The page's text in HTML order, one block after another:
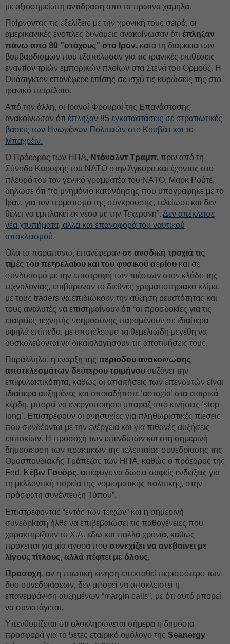
με αξιοσημείωτη αντίδραση από τα πρωινά χαμηλά.
Παίρνοντας τις εξελίξεις με την χρονική τους σειρά, οι
αμερικανικές ένοπλες δυνάμεις ανακοίνωσαν ότι έπληξαν
πάνω από 80 "στόχους" στο Ιράν, κατά τη διάρκεια των
βομβαρδισμών που εξαπέλυσαν για τις ιρανικές επιθέσεις
εναντίον τριών εμπορικών πλοίων στα Στενά του Ορμούζ. Η
Ουάσιγκτον επανέφερε επίσης σε ισχύ τις κυρώσεις της στο
ιρανικό πετρέλαιο.
Από την άλλη, οι Ιρανοί Φρουροί της Επανάστασης
ανακοίνωσαν ότι έπληξαν 85 εγκαταστάσεις σε στρατιωτικές
βάσεις των Ηνωμένων Πολιτειών στο Κουβέιτ και το
Μπαχρέιν.
Ο Πρόεδρος των ΗΠΑ, Ντόναλντ Τραμπ, πριν από τη
Σύνοδο Κορυφής του ΝΑΤΟ στην Άγκυρα και έχοντας στο
πλευρό του τον γενικό γραμματέα του ΝΑΤΟ, Μαρκ Ρούτε,
δήλωσε ότι “το μνημόνιο κατανόησης που υπογράφηκε με το
Ιράν, για τον τερματισμό της σύγκρουσης, τελείωσε και δεν
θέλει να εμπλακεί εκ νέου με την Τεχεράνη”. Δεν απέκλεισε
νέα χτυπήματα, αλλά και επαναφορά του ναυτικού
αποκλεισμού.
Όλα τα παραπάνω, επανέφεραν σε ανοδική τροχιά τις
τιμές του πετρελαίου και του φυσικού αερίου και σε
συνδυασμό με την επιστροφή των πιέσεων στον κλάδο της
τεχνολογίας, επιβάρυναν το διεθνές χρηματιστηριακό κλίμα,
με τους traders να επιδιώκουν την αύξηση ρευστότητας και
τους αναλυτές να επισημαίνουν ότι “οι προσδοκίες για τις
εταιρείες τεχνητής νοημοσύνης παραμένουν σε ιδιαίτερα
υψηλά επίπεδα, με αποτέλεσμα τα θεμελιώδη μεγέθη να
δυσκολεύονται να δικαιολογήσουν τις αποτιμήσεις τους.
Παράλληλα, η έναρξη της περιόδου ανακοίνωσης
αποτελεσμάτων δεύτερου τριμήνου αυξάνει την
επιφυλακτικότητα, καθώς οι απαιτήσεις των επενδυτών είναι
ιδιαίτερα αυξημένες και οποιαδήποτε ‘αστοχία’ στα εταιρικά
κέρδη, μπορεί να ενεργοποιήσει μπαράζ από κινήσεις ‘stop
long’. Επιστρέφουν οι ανησυχίες για πληθωριστικές πιέσεις
που συνδέονται με την ενέργεια και για πιθανές αυξήσεις
επιτοκίων. Η προσοχή των επενδυτών και στη σημερινή
δημοσίευση των πρακτικών της τελευταίας συνεδρίασης της
Ομοσπονδιακής Τράπεζας των ΗΠΑ, καθώς ο πρόεδρος της
Fed, Κέβιν Γουόρς, απέφυγε να δώσει σαφείς ενδείξεις για
τη μελλοντική πορεία της νομισματικής πολιτικής, στην
πρόσφατη συνέντευξη Τύπου”.
Επιστρέφοντας “εντός των τειχών” και η σημερινή
συνεδρίαση ήλθε να επιβεβαιώσει τις παθογένειες που
χαρακτηρίζουν το Χ.Α. εδώ και πολλά χρόνια, καθώς
πρόκειται για μία αγορά που συνεχίζει να ανεβαίνει με
λίγους τίτλους, αλλά πέφτει με όλους.
Προσοχή, αν η πτωτική κίνηση επεκταθεί περισσότερο των
δύο συνεδριάσεων, δεν μπορεί να αποκλειστεί η
επανεμφάνιση αυξημένων “margin calls”, με ότι αυτό μπορεί
να συνεπάγεται.
Υπενθυμίζεται ότι ολοκληρώνεται σήμερα η δημόσια
προσφορά για το 5ετες εταιρικό ομόλογο της Seanergy